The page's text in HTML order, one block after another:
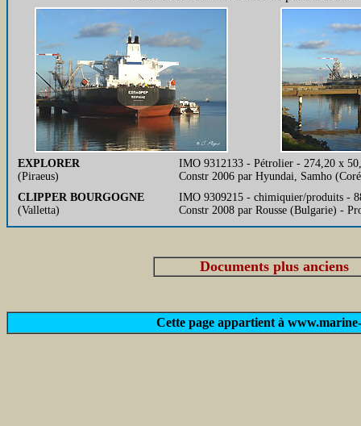
EXPLORER
(Piraeus)
IMO 9312133 - Pétrolier - 274,20 x
Constr 2006 par Hyundai, Samho
CLIPPER BOURGOGNE
(Valletta)
IMO 9309215 - chimiquier/produits -
Constr 2008 par Rousse (Bulgarie) -
Documents plus anciens
Cette page appartient à